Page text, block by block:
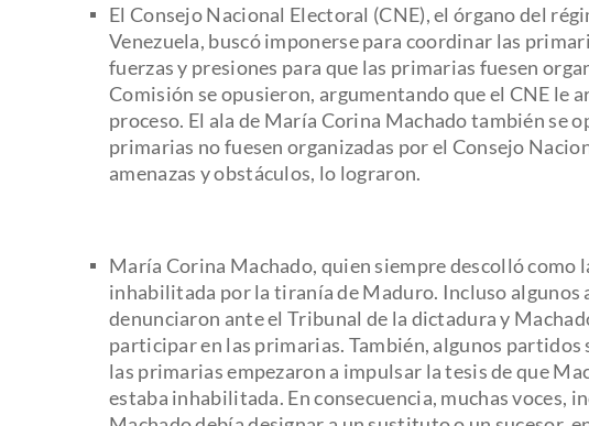
El Consejo Nacional Electoral (CNE), el órgano del
Venezuela, buscó imponerse para coordinar las
fuerzas y presiones para que las primarias fuesen
Comisión se opusieron, argumentando que el CNE le
proceso. El ala de María Corina Machado también se
primarias no fuesen organizadas por el Consejo
amenazas y obstáculos, lo lograron.
María Corina Machado, quien siempre descolló como
inhabilitada por la tiranía de Maduro. Incluso algunos
denunciaron ante el Tribunal de la dictadura y
participar en las primarias. También, algunos
las primarias empezaron a impulsar la tesis de que
estaba inhabilitada. En consecuencia, muchas voces,